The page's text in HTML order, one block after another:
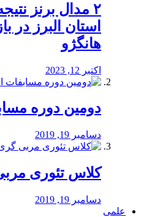
استان البرز در
هانگژو
اکتبر 12, 2023
دومین دوره
دسامبر 19, 2019
کلاس تئوری مربی
دسامبر 19, 2019
علمی